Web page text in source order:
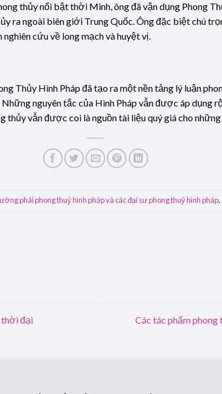
thủy nổi bật thời Minh, ông đã vận dụng Phong
ra ngoài biên giới Trung Quốc. Ông đặc biệt chú
cứu về long mạch và huyệt vị.
Thủy Hình Pháp đã tạo ra một nền tảng lý luận
nguyên tắc của Hình Pháp vẫn được áp dụng
thủy vẫn được coi là nguồn tài liệu quý giá cho
phái phong thuỷ hình pháp và các đại sư phong thuỷ hình pháp.
thời đại Các tác phẩm phong